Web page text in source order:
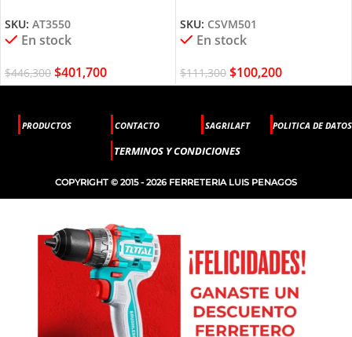
SKU: AT3550
En stock
$446,300 $401,700
SKU: CSVM501
En stock
$111,300 $100,200
PRODUCTOS CONTACTO SAGRILAFT POLITICA DE DATOS
TERMINOS Y CONDICIONES
COPYRIGHT © 2015 - 2026 FERRETERIA LUIS PENAGOS